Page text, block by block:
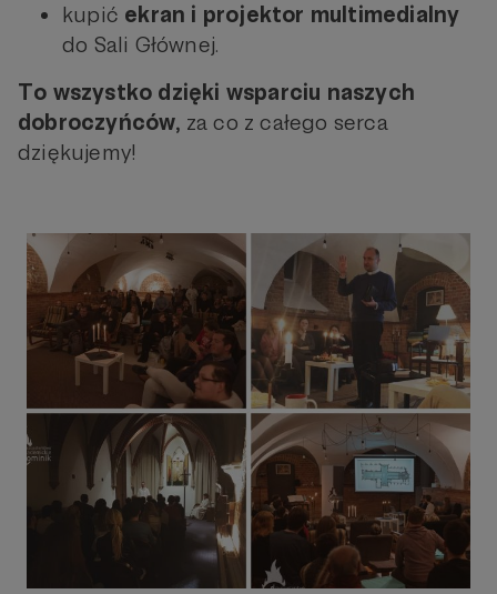
kupić ekran i projektor multimedialny
do Sali Głównej.
To wszystko dzięki wsparciu naszych
dobroczyńców, za co z całego serca
dziękujemy!